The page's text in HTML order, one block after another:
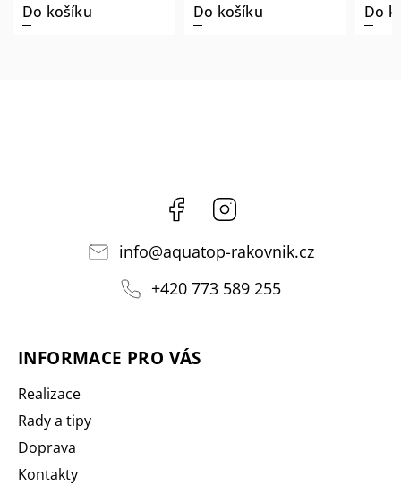
Do košíku Do košíku Do
Facebook
info@aquatop-rakovnik.cz
+420 773 589 255
INFORMACE PRO VÁS
Realizace
Rady a tipy
Doprava
Kontakty